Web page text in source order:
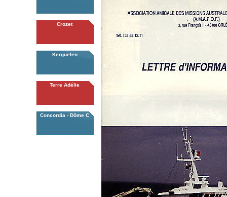
Crozet
Kerguelen
Terre Adélie
Concordia - Dôme C